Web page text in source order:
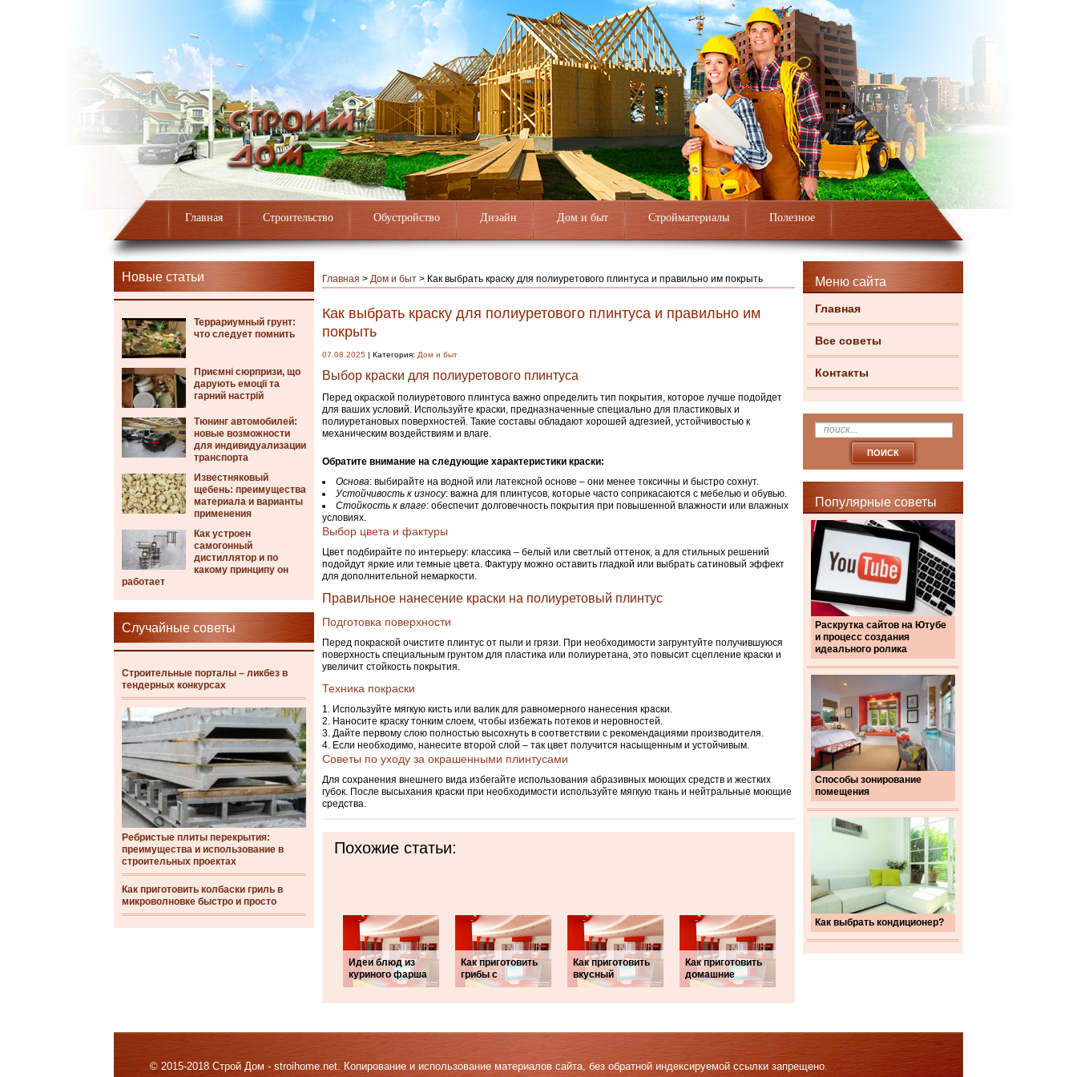
Главная Строительство Обустройство Дизайн Дом и быт Стройматериалы Полезное
Новые статьи
Террариумный грунт:
что следует помнить
Приємні сюрпризи, що
дарують емоції та
гарний настрій
Тюнинг автомобилей:
новые возможности
для индивидуализации
транспорта
Известняковый
щебень: преимущества
материала и варианты
применения
Как устроен
самогонный
дистиллятор и по
какому принципу он
работает
Случайные советы
Строительные порталы – ликбез в
тендерных конкурсах
Ребристые плиты перекрытия:
преимущества и использование в
строительных проектах
Как приготовить колбаски гриль в
микроволновке быстро и просто
Меню сайта
Главная
Все советы
Контакты
Популярные советы
Раскрутка сайтов на Ютубе
и процесс создания
идеального ролика
Способы зонирование
помещения
Как выбрать кондиционер?
Главная > Дом и быт > Как выбрать краску для полиуретового плинтуса и правильно им покрыть
Как выбрать краску для полиуретового плинтуса и правильно им
покрыть
07.08.2025 | Категория: Дом и быт
Выбор краски для полиуретового плинтуса
Перед окраской полиуретового плинтуса важно определить тип покрытия, которое лучше подойдет
для ваших условий. Используйте краски, предназначенные специально для пластиковых и
полиуретановых поверхностей. Такие составы обладают хорошей адгезией, устойчивостью к
механическим воздействиям и влаге.
Обратите внимание на следующие характеристики краски:
Основа: выбирайте на водной или латексной основе – они менее токсичны и быстро сохнут.
Устойчивость к износу: важна для плинтусов, которые часто соприкасаются с мебелью и обувью.
Стойкость к влаге: обеспечит долговечность покрытия при повышенной влажности или влажных
условиях.
Выбор цвета и фактуры
Цвет подбирайте по интерьеру: классика – белый или светлый оттенок, а для стильных решений
подойдут яркие или темные цвета. Фактуру можно оставить гладкой или выбрать сатиновый эффект
для дополнительной немаркости.
Правильное нанесение краски на полиуретовый плинтус
Подготовка поверхности
Перед покраской очистите плинтус от пыли и грязи. При необходимости загрунтуйте получившуюся
поверхность специальным грунтом для пластика или полиуретана, это повысит сцепление краски и
увеличит стойкость покрытия.
Техника покраски
Используйте мягкую кисть или валик для равномерного нанесения краски.
Наносите краску тонким слоем, чтобы избежать потеков и неровностей.
Дайте первому слою полностью высохнуть в соответствии с рекомендациями производителя.
Если необходимо, нанесите второй слой – так цвет получится насыщенным и устойчивым.
Советы по уходу за окрашенными плинтусами
Для сохранения внешнего вида избегайте использования абразивных моющих средств и жестких
губок. После высыхания краски при необходимости используйте мягкую ткань и нейтральные моющие
средства.
Похожие статьи:
Идеи блюд из
куриного фарша
Как приготовить
грибы с
Как приготовить
вкусный
Как приготовить
домашние
© 2015-2018 Строй Дом - stroihome.net. Копирование и использование материалов сайта, без обратной индексируемой ссылки запрещено.